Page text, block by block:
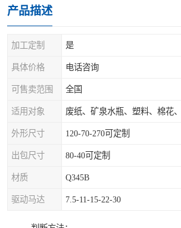
产品描述
加工定制 是
具体价格 电话咨询
可售卖范围 全国
适用对象
外形尺寸 120-70-270可定制
出包尺寸 80-40可定制
材质 Q345B
驱动马达 7.5-11-15-22-30